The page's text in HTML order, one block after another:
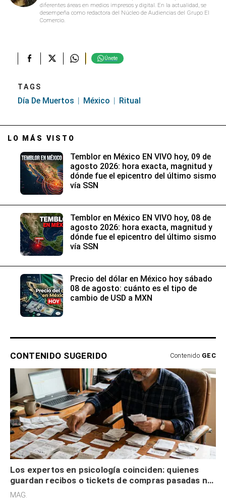
diferentes áreas en medios impresos y digital. En la actualidad, se
desempeña como redactora del Núcleo de Audiencias del Grupo El
Comercio.
Únete
TAGS
Día De Muertos México Ritual
LO MÁS VISTO
Temblor en México EN VIVO hoy, 09 de
agosto 2026: hora exacta, magnitud y
dónde fue el epicentro del último sismo
vía SSN
Temblor en México EN VIVO hoy, 08 de
agosto 2026: hora exacta, magnitud y
dónde fue el epicentro del último sismo
vía SSN
Precio del dólar en México hoy sábado
08 de agosto: cuánto es el tipo de
cambio de USD a MXN
CONTENIDO SUGERIDO Contenido GEC
Los expertos en psicología coinciden: quienes
guardan recibos o tickets de compras pasadas no
son acumuladores, sino que tienen necesidad de
MAG.